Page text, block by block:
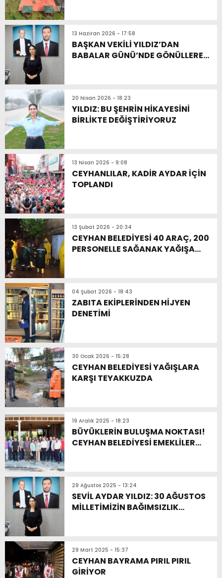
13 Haziran 2026 - 17:58
BAŞKAN VEKİLİ YILDIZ’DAN
BABALAR GÜNÜ’NDE GÖNÜLLERE
20 Nisan 2026 - 18:23
YILDIZ: BU ŞEHRİN HİKAYESİNİ
BİRLİKTE DEĞİŞTİRİYORUZ
13 Nisan 2026 - 9:08
CEYHANLILAR, KADİR AYDAR İÇİN
TOPLANDI
13 Şubat 2026 - 20:34
CEYHAN BELEDİYESİ 40 ARAÇ, 200
PERSONELLE SAĞANAK YAĞIŞA
04 Şubat 2026 - 18:43
ZABITA EKİPLERİNDEN HİJYEN
DENETİMİ
30 Ocak 2026 - 15:28
CEYHAN BELEDİYESİ YAĞIŞLARA
KARŞI TEYAKKUZDA
19 Aralık 2025 - 18:23
BÜYÜKLERİN BULUŞMA NOKTASI!
CEYHAN BELEDİYESİ EMEKLİLER
29 Ağustos 2025 - 13:24
SEVİL AYDAR YILDIZ: 30 AĞUSTOS
MİLLETİMİZİN BAĞIMSIZLIK
29 Mart 2025 - 15:37
CEYHAN BAYRAMA PIRIL PIRIL
GİRİYOR